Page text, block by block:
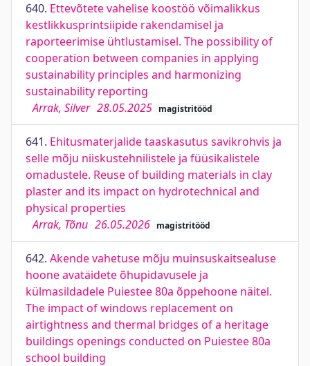
640. Ettevõtete vahelise koostöö võimalikkus
kestlikkusprintsiipide rakendamisel ja
raporteerimise ühtlustamisel. The possibility of
cooperation between companies in applying
sustainability principles and harmonizing
sustainability reporting
Arrak, Silver 28.05.2025 magistritööd
641. Ehitusmaterjalide taaskasutus savikrohvis ja
selle mõju niiskustehnilistele ja füüsikalistele
omadustele. Reuse of building materials in clay
plaster and its impact on hydrotechnical and
physical properties
Arrak, Tõnu 26.05.2026 magistritööd
642. Akende vahetuse mõju muinsuskaitsealuse
hoone avatäidete õhupidavusele ja
külmasildadele Puiestee 80a õppehoone näitel.
The impact of windows replacement on
airtightness and thermal bridges of a heritage
buildings openings conducted on Puiestee 80a
school building